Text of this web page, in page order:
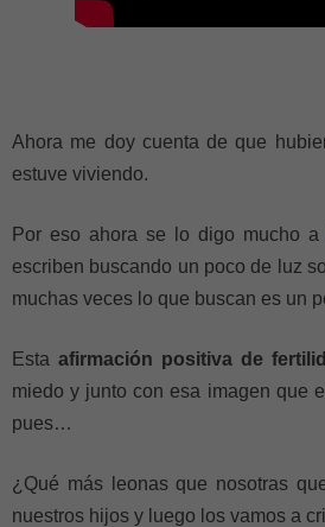
Ahora me doy cuenta de que
estuve viviendo.
Por eso ahora se lo digo mucho a
escriben buscando un poco de luz
muchas veces lo que buscan es un
Estaafirmación positiva de
miedo y junto con esa imagen que
pues…
¿Qué más leonas que nosotras
nuestros hijos y luego los vamos a